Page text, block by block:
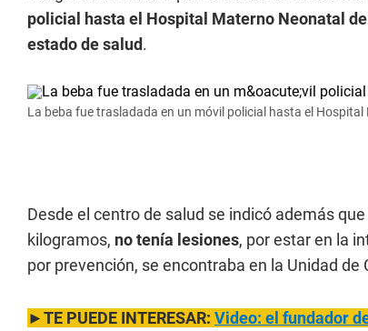
policial hasta el Hospital Materno Neonatal
estado de salud.
La beba fue trasladada en un móvil policial hasta el
Desde el centro de salud se indicó además que
kilogramos, no tenía lesiones, por estar en la
por prevención, se encontraba en la Unidad de
►TE PUEDE INTERESAR: Video: el fundador